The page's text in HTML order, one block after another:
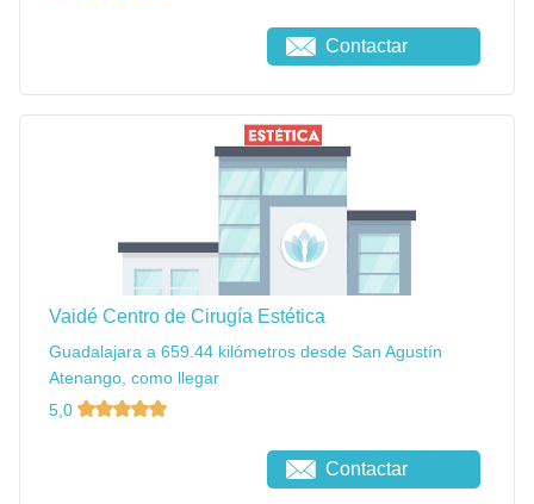
Contactar
Vaidé Centro de Cirugía Estética
Guadalajara a 659.44 kilómetros desde San Agustín
Atenango, como llegar
5,0
Contactar